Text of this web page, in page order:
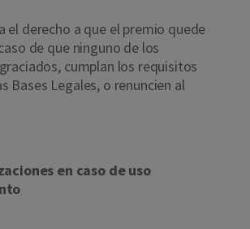
el derecho a que el premio quede
de que ninguno de los
cumplan los requisitos
Bases Legales, o renuncien al
en caso de uso